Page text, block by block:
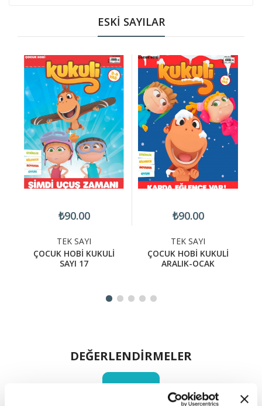
ESKİ SAYILAR
₺90.00
TEK SAYI
ÇOCUK HOBİ KUKULİ
SAYI 17
₺90.00
TEK SAYI
ÇOCUK HOBİ KUKULİ
ARALIK-OCAK
DEĞERLENDİRMELER
YORUM YAP